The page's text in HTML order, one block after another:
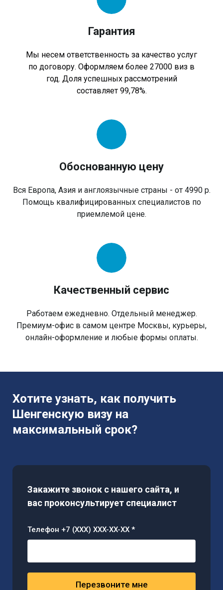
Гарантия
Мы несем ответственность за качество услуг
по договору. Оформляем более 27000 виз в
год. Доля успешных рассмотрений
составляет 99,78%.
Обоснованную цену
Вся Европа, Азия и англоязычные страны - от 4990 р.
Помощь квалифицированных специалистов по
приемлемой цене.
Качественный сервис
Работаем ежедневно. Отдельный менеджер.
Премиум-офис в самом центре Москвы, курьеры,
онлайн-оформление и любые формы оплаты.
Хотите узнать, как получить
Шенгенскую визу на
максимальный срок?
Закажите звонок с нашего сайта, и
вас проконсультирует специалист
Телефон +7 (XXX) XXX-XX-XX *
Перезвоните мне